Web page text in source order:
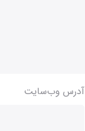
آدرس وب‌سایت